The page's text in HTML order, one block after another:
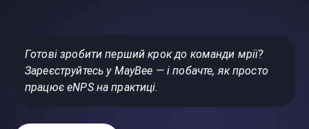
Готові зробити перший крок до команди мрії?
Зареєструйтесь у MayBee — і побачте, як просто
працює eNPS на практиці.